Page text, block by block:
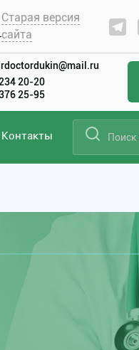
Старая версия
сайта
20-20
25-95
Контакты